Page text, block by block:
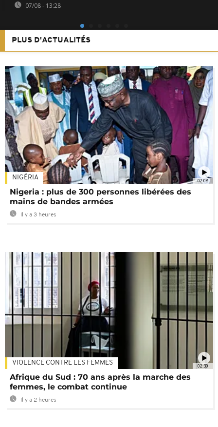
07/08 - 13:28
PLUS D'ACTUALITÉS
02:08
NIGÉRIA
Nigeria : plus de 300 personnes libérées des
mains de bandes armées
Il y a 3 heures
02:30
VIOLENCE CONTRE LES FEMMES
Afrique du Sud : 70 ans après la marche des
femmes, le combat continue
Il y a 2 heures